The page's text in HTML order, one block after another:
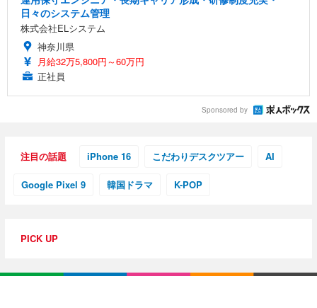
日々のシステム管理
株式会社ELシステム
神奈川県
月給32万5,800円～60万円
正社員
Sponsored by
注目の話題 iPhone 16 こだわりデスクツアー AI
Google Pixel 9 韓国ドラマ K-POP
PICK UP